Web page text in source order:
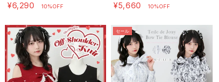
¥6,290 10%OFF ¥5,660 10%OFF
セール